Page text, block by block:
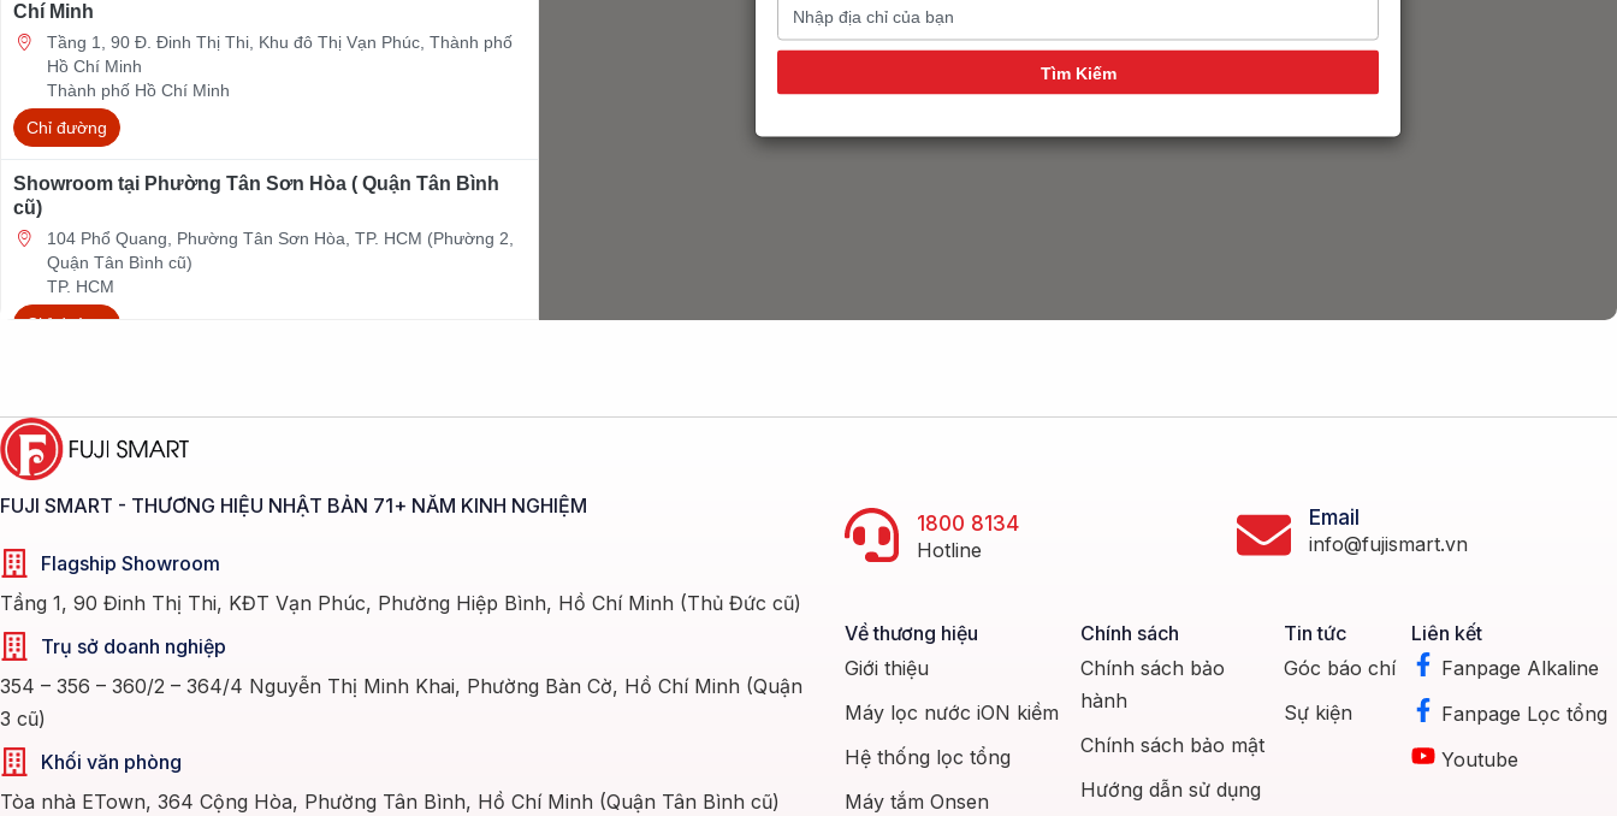
Chí Minh
Tầng 1, 90 Đ. Đinh Thị Thi, Khu đô Thị Vạn Phúc, Thành phố
Hồ Chí Minh
Thành phố Hồ Chí Minh
Chỉ đường
Showroom tại Phường Tân Sơn Hòa ( Quận Tân Bình
cũ)
104 Phổ Quang, Phường Tân Sơn Hòa, TP. HCM (Phường 2,
Quận Tân Bình cũ)
TP. HCM
Chỉ đường
(Phường Tân Phú, Quận 7 cũ)
Thành phố Hồ Chí Minh
Chỉ đường
Showroom tại Phường Tam Thắng, Thành phố Hồ Chí
Minh (Phường 7, TP. Vũng Tàu cũ)
114 Hoàng Văn Thụ, Phường Tam Thắng, Thành phố Hồ Chí
Thành phố Hồ Chí Minh
Chỉ đường
Showroom tại Phường Thủ Dầu Một, Thành phố Hồ Chí
Minh (Phường Phú Cường, TP. Thủ Dầu Một cũ)
214 Thích Quảng Đức, Phường Thủ Dầu Một, Thành phố Hồ
14
Tìm Kiếm
FUJI SMART - THƯƠNG HIỆU NHẬT BẢN 71+ NĂM KINH NGHIỆM
Flagship Showroom
Tầng 1, 90 Đinh Thị Thi, KĐT Vạn Phúc, Phường Hiệp Bình, Hồ Chí Minh (Thủ Đức cũ)
Trụ sở doanh nghiệp
354 – 356 – 360/2 – 364/4 Nguyễn Thị Minh Khai, Phường Bàn Cờ, Hồ Chí Minh (Quận
3 cũ)
Khối văn phòng
Tòa nhà ETown, 364 Cộng Hòa, Phường Tân Bình, Hồ Chí Minh (Quận Tân Bình cũ)
1800 8134
Hotline
Email
info@fujismart.vn
Về thương hiệu
Giới thiệu
Máy lọc nước iON kiềm
Hệ thống lọc tổng
Máy tắm Onsen
Chính sách
Chính sách bảo
hành
Chính sách bảo mật
Hướng dẫn sử dụng
Tin tức
Góc báo chí
Sự kiện
Liên kết
Fanpage Alkaline
Fanpage Lọc tổng
Youtube